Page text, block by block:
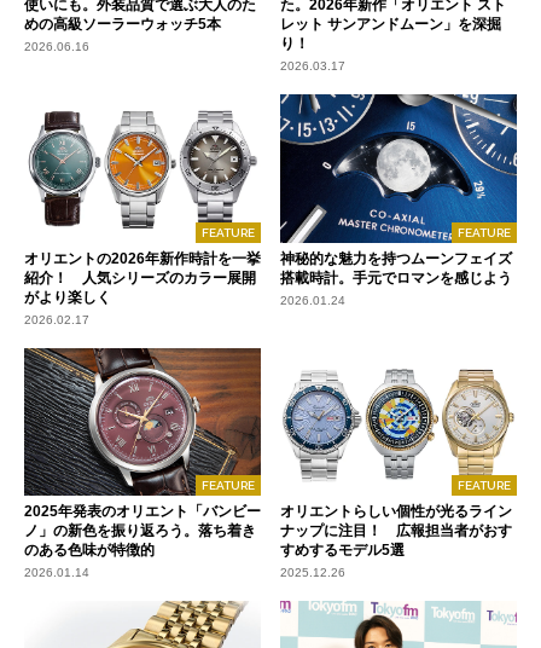
使いにも。外装品質で選ぶ大人のた
めの高級ソーラーウォッチ5本
2026.06.16
た。2026年新作「オリエント スト
レット サンアンドムーン」を深掘
り！
2026.03.17
FEATURE
オリエントの2026年新作時計を一挙
紹介！ 人気シリーズのカラー展開
がより楽しく
2026.02.17
FEATURE
神秘的な魅力を持つムーンフェイズ
搭載時計。手元でロマンを感じよう
2026.01.24
FEATURE
2025年発表のオリエント「バンビー
ノ」の新色を振り返ろう。落ち着き
のある色味が特徴的
2026.01.14
FEATURE
オリエントらしい個性が光るライン
ナップに注目！ 広報担当者がおす
すめするモデル5選
2025.12.26